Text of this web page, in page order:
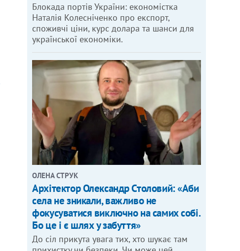
Блокада портів України: економістка
Наталія Колесніченко про експорт,
споживчі ціни, курс долара та шанси для
української економіки.
ОЛЕНА СТРУК
Архітектор Олександр Столовий: «Аби
села не зникали, важливо не
фокусуватися виключно на самих собі.
Бо це і є шлях у забуття»
До сіл прикута увага тих, хто шукає там